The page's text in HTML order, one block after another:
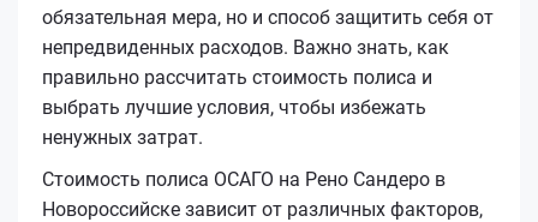
обязательная мера, но и способ защитить себя от
непредвиденных расходов. Важно знать, как
правильно рассчитать стоимость полиса и
выбрать лучшие условия, чтобы избежать
ненужных затрат.
Стоимость полиса ОСАГО на Рено Сандеро в
Новороссийске зависит от различных факторов,